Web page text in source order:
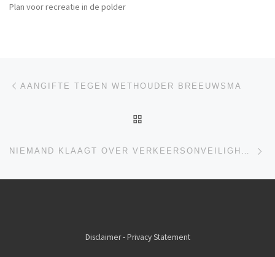
Plan voor recreatie in de polder
AANGIFTE TEGEN WETHOUDER BREEUWSMA
NIEMAND KLAAGT OVER VERKEERSONVEILIGHEID OP DE ZIENDEWEG
Disclaimer-Privacy Statement